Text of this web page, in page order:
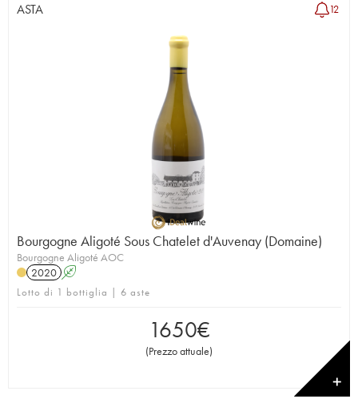
ASTA 12
Bourgogne Aligoté Sous Chatelet d'Auvenay (Domaine)
Bourgogne Aligoté AOC
2020 A
Lotto di 1 bottiglia | 6 aste
1650€
(Prezzo attuale)
✕